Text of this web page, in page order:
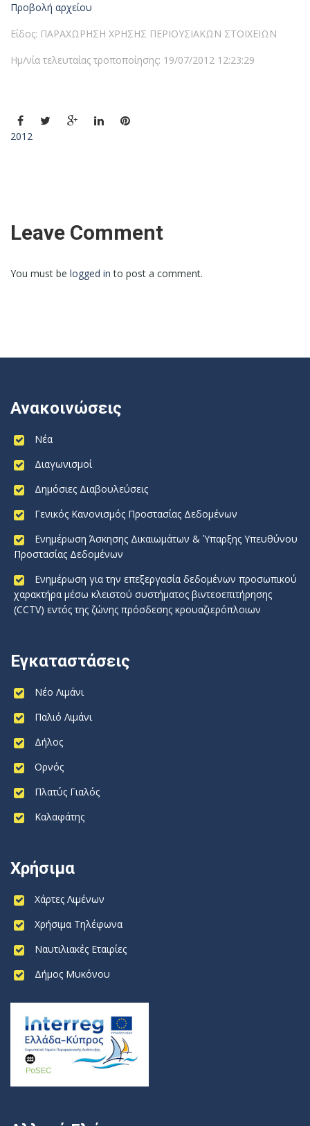
Προβολή αρχείου
Είδος: ΠΑΡΑΧΩΡΗΣΗ ΧΡΗΣΗΣ ΠΕΡΙΟΥΣΙΑΚΩΝ ΣΤΟΙΧΕΙΩΝ
Ημ/νία τελευταίας τροποποίησης: 19/07/2012 12:23:29
2012
Leave Comment
You must be logged in to post a comment.
Ανακοινώσεις
Νέα
Διαγωνισμοί
Δημόσιες Διαβουλεύσεις
Γενικός Κανονισμός Προστασίας Δεδομένων
Ενημέρωση Άσκησης Δικαιωμάτων & Ύπαρξης Υπευθύνου
Προστασίας Δεδομένων
Ενημέρωση για την επεξεργασία δεδομένων προσωπικού
χαρακτήρα μέσω κλειστού συστήματος βιντεοεπιτήρησης
(CCTV) εντός της ζώνης πρόσδεσης κρουαζιερόπλοιων
Εγκαταστάσεις
Νέο Λιμάνι
Παλιό Λιμάνι
Δήλος
Ορνός
Πλατύς Γιαλός
Καλαφάτης
Χρήσιμα
Χάρτες Λιμένων
Χρήσιμα Τηλέφωνα
Ναυτιλιακές Εταιρίες
Δήμος Μυκόνου